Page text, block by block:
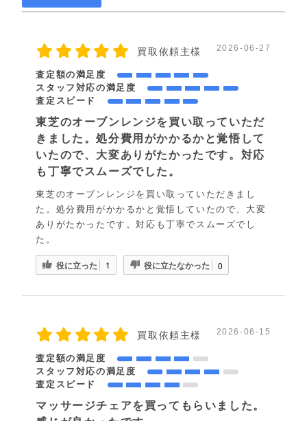
買取依頼主様 2026-06-27
査定額の満足度
スタッフ対応の満足度
査定スピード
東芝のオーブンレンジを買い取っていただ
きました。処分費用がかかるかと覚悟して
いたので、大変ありがたかったです。対応
も丁寧でスムーズでした。
東芝のオーブンレンジを買い取っていただきまし
た。処分費用がかかるかと覚悟していたので、大変
ありがたかったです。対応も丁寧でスムーズでし
た。
役に立った 1 役に立たなかった 0
買取依頼主様 2026-06-15
査定額の満足度
スタッフ対応の満足度
査定スピード
マッサージチェアを買ってもらいました。